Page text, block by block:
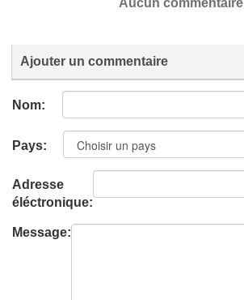
Aucun commentaire
Ajouter un commentaire
Nom:
Pays:
Adresse
éléctronique:
Message: